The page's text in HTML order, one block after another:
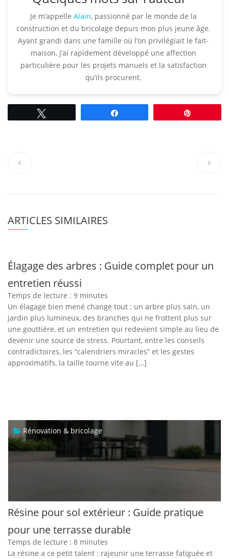
Je m’appelle Alain, passionné par le monde de la
construction et du bricolage depuis mon plus jeune âge.
Ayant grandi dans une famille où l’on privilégiait le fait-
maison, j’ai rapidement développé une affection
particulière pour les projets manuels et la satisfaction
qu’ils procurent.​
ARTICLES SIMILAIRES
Élagage des arbres : Guide complet pour un
entretien réussi
Temps de lecture : 9 minutes
Un élagage bien mené change tout : un arbre plus sain, un
jardin plus lumineux, des branches qui ne frottent plus sur
une gouttière, et un entretien qui redevient simple au lieu de
devenir une source de stress. Pourtant, entre les conseils
contradictoires, les “calendriers miracles” et les gestes
approximatifs, la taille tourne vite au […]
Rénovation & bricolage
Résine pour sol extérieur : Guide pratique
pour une terrasse durable
Temps de lecture : 8 minutes
La résine a ce petit talent : rajeunir une terrasse fatiguée et